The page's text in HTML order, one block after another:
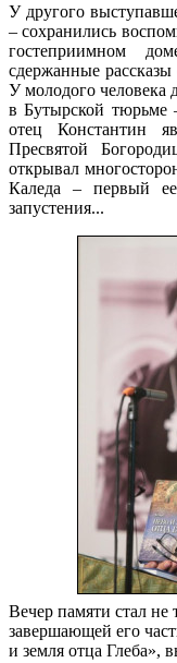
У другого
– сохранились
гостеприимном
сдержанные
У молодого человека
в Бутырской тюрьме
отец Константин
Пресвятой
открывал
Каледа – первый ее
запустения...
Вечер памяти стал
завершающей его
и земля отца Глеба»,